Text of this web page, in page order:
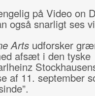
på Video on
også snarligt ses
Artsudforsker
afsæt i den tyske
af 11. september